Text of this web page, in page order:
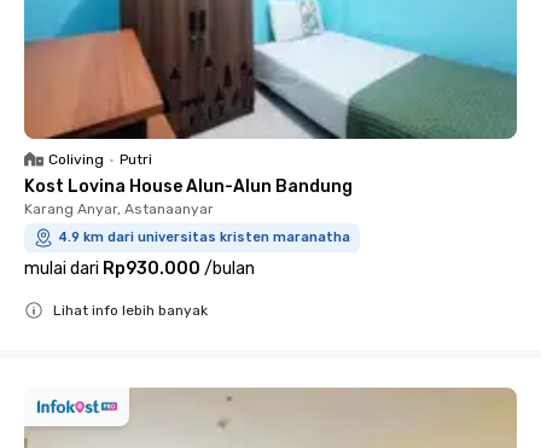
Coliving • Putri
Kost Lovina House Alun-Alun Bandung
Karang Anyar, Astanaanyar
4.9 km dari universitas kristen maranatha
mulai dari Rp930.000 /bulan
Lihat info lebih banyak